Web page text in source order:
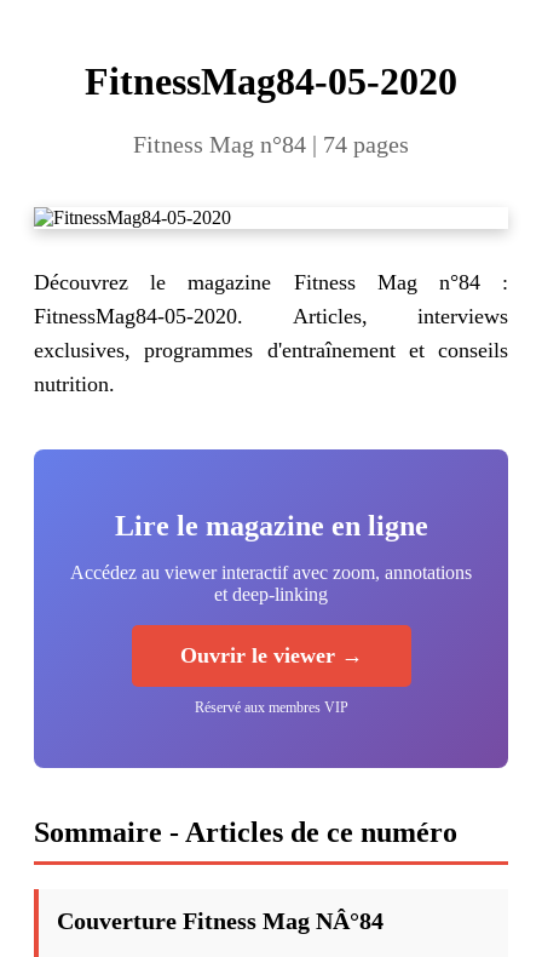
FitnessMag84-05-2020
Fitness Mag n°84 | 74 pages
Découvrez le magazine Fitness Mag n°84 :
FitnessMag84-05-2020. Articles, interviews
exclusives, programmes d'entraînement et conseils
nutrition.
Lire le magazine en ligne
Accédez au viewer interactif avec zoom, annotations
et deep-linking
Ouvrir le viewer →
Réservé aux membres VIP
Sommaire - Articles de ce numéro
Couverture Fitness Mag NÂ°84